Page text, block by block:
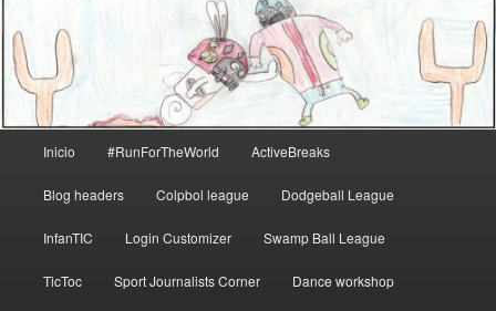
principal
Inicio #RunForTheWorld ActiveBreaks
Blog headers Colpbol league Dodgeball League
InfanTIC Login Customizer Swamp Ball League
TicToc Sport Journalists Corner Dance workshop